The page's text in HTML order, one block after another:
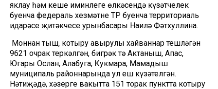
яклау һәм кеше иминлеге өлкәсендә күзәтчелек
буенча федераль хезмәтнең ТР буенча территориаль
идарәсе җитәкчесе урынбасары Наилә Фәтхуллина.
Моннан тыш, котыру авырулы хайваннар тешләгән
9621 очрак теркәлгән, бигрәк тә Актаныш, Апас,
Югары Ослан, Алабуга, Кукмара, Мамадыш
муниципаль районнарында ул еш күзәтелгән.
Нәтиҗәдә, хәзерге вакытта 151 торак пунктта котыру